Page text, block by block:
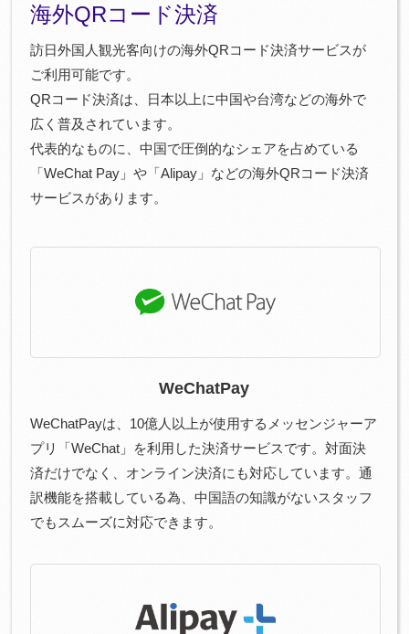
海外QRコード決済
訪日外国人観光客向けの海外QRコード決済サービスが
ご利用可能です。
QRコード決済は、日本以上に中国や台湾などの海外で
広く普及されています。
代表的なものに、中国で圧倒的なシェアを占めている
「WeChat Pay」や「Alipay」などの海外QRコード決済
サービスがあります。
WeChatPay
WeChatPayは、10億人以上が使用するメッセンジャーア
プリ「WeChat」を利用した決済サービスです。対面決
済だけでなく、オンライン決済にも対応しています。通
訳機能を搭載している為、中国語の知識がないスタッフ
でもスムーズに対応できます。